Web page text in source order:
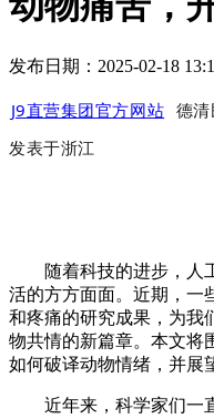
发布日期：2025-02-18
J9直营集团官方网站 德清
发表于浙江
随着科技的进步，人
活的方方面面。近期，一
和疼痛的研究成果，为
物共情的新篇章。本文将
如何破译动物情绪，并展
近年来，科学家们一